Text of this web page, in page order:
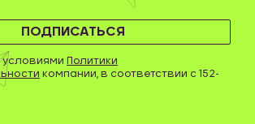
ПОДПИСАТЬСЯ
условиями Политики
компании, в соответствии с 152-